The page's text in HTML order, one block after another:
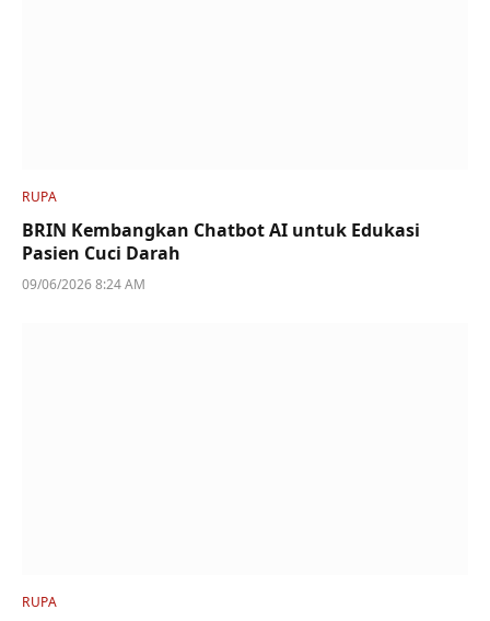
RUPA
BRIN Kembangkan Chatbot AI untuk Edukasi
Pasien Cuci Darah
09/06/2026 8:24 AM
RUPA